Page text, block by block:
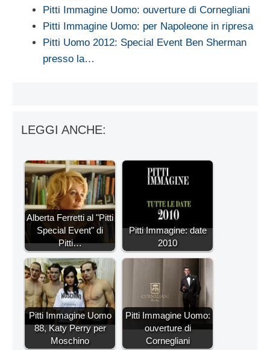
Pitti Immagine Uomo: ouverture di Cornegliani
Pitti Immagine Uomo: per Napoleone in ripresa
Pitti Uomo 2012: Special Event Ben Sherman
presso la…
LEGGI ANCHE:
Alberta Ferretti al "Pitti
Special Event" di
Pitti…
Pitti Immagine: date
2010
Pitti Immagine Uomo
88, Katy Perry per
Moschino
Pitti Immagine Uomo:
ouverture di
Cornegliani